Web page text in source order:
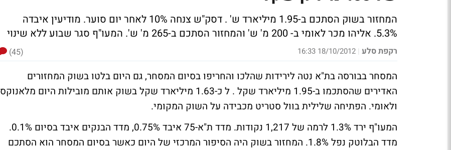
המחזור בשוק הסתכם ב-1.95 מיליארד ש'
. דסק"ש צנחה 10% לאחר יום סוער. מודיעין איבדה
5.3%. אליהו מכר לאומי ב- 200 מ' ש' והמחזור הסתכם ב-265 מ' ש'.
המעו"ף סגר שבוע ללא שינוי
רקפת סלע |
18/10/2012 16:33
(45)
המסחר בבורסה בת"א נטה לירידות שהלכו והחריפו בסיום המסחר, גם היום בלטו בשוק המחזורים
האדירים שהסתכמו ב-1.95 מיליארד שקל . ל כ-1.63 מיליארד שקל בשוק אותם מובילות היום מלאנוקס
ולאומי. הפתיחה שלילית בוול סטריט מכבידה על השוק המקומי.
המעו"ף ירד 1.3% לרמה של 1,217 נקודות. מדד ת"א-75 איבד 0.75%, מדד הבנקים איבד בסיום 0.1%.
מדד הבלוטק נפל 1.8%. המחזור בשוק היה הסיפור המרכזי של היום כאשר בסיום המסחר הוא הסתכם